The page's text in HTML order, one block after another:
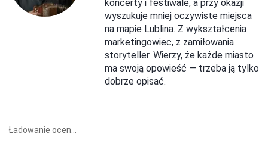
koncerty i festiwale, a przy okazji
wyszukuje mniej oczywiste miejsca
na mapie Lublina. Z wykształcenia
marketingowiec, z zamiłowania
storyteller. Wierzy, że każde miasto
ma swoją opowieść — trzeba ją tylko
dobrze opisać.
Ładowanie ocen...